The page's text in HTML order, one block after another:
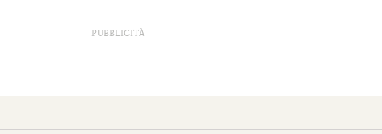
PUBBLICITÀ